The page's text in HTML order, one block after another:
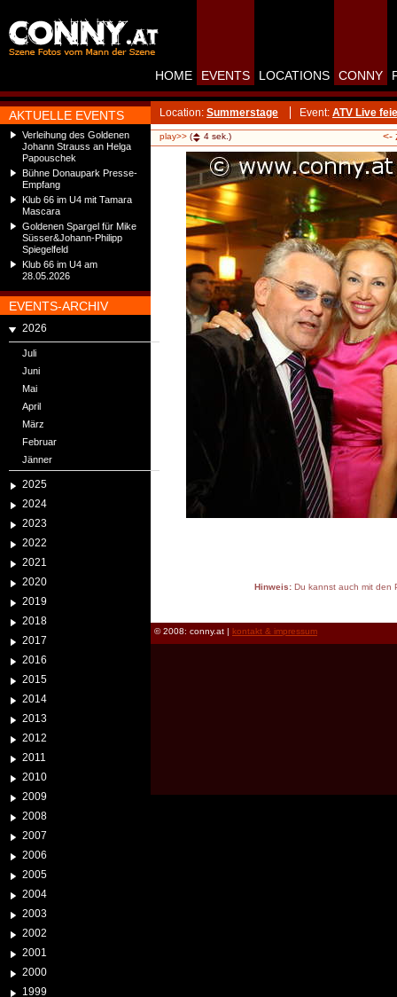
AKTUELLE EVENTS
Verleihung des Goldenen
Johann Strauss an Helga
Papouschek
Bühne Donaupark Presse-
Empfang
Klub 66 im U4 mit Tamara
Mascara
Goldenen Spargel für Mike
Süsser&Johann-Philipp
Spiegelfeld
Klub 66 im U4 am
28.05.2026
EVENTS-ARCHIV
2026
Juli
Juni
Mai
April
März
Februar
Jänner
2025
2024
2023
2022
2021
2020
2019
2018
2017
2016
2015
2014
2013
2012
2011
2010
2009
2008
2007
2006
2005
2004
2003
2002
2001
2000
1999
HOME EVENTS LOCATIONS CONNY
Location: Summerstage Event: ATV Live
play>> ( 4 sek.) <-
Hinweis:Du kannst auch mit den
© 2008: conny.at | kontakt & impressum